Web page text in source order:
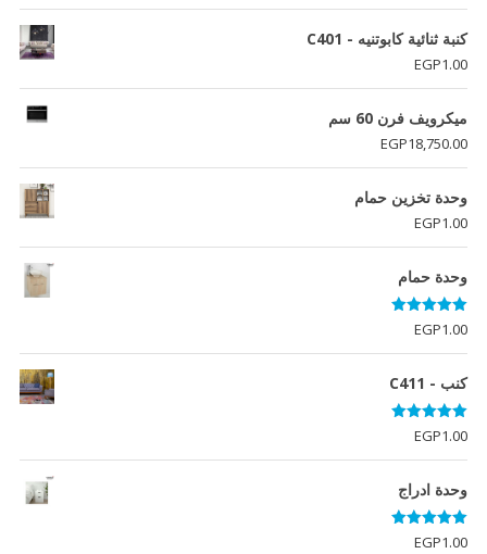
كنبة ثنائية كابوتنيه - C401
EGP1.00
ميكرويف فرن 60 سم
EGP18,750.00
وحدة تخزين حمام
EGP1.00
وحدة حمام
تم التقييم
5.00
من 5
EGP1.00
كنب - C411
تم التقييم
5.00
من 5
EGP1.00
وحدة ادراج
تم التقييم
EGP1.00